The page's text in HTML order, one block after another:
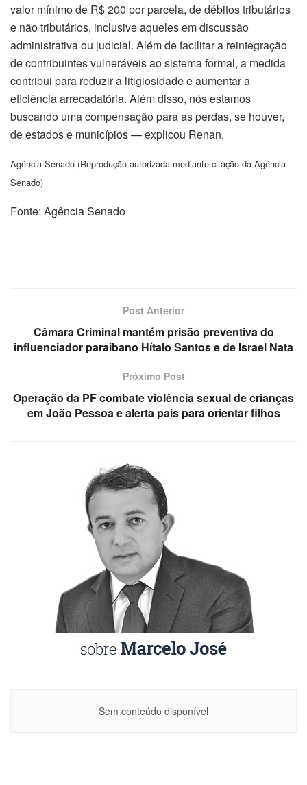
valor mínimo de R$ 200 por parcela, de débitos tributários
e não tributários, inclusive aqueles em discussão
administrativa ou judicial. Além de facilitar a reintegração
de contribuintes vulneráveis ao sistema formal, a medida
contribui para reduzir a litigiosidade e aumentar a
eficiência arrecadatória. Além disso, nós estamos
buscando uma compensação para as perdas, se houver,
de estados e municípios — explicou Renan.
Agência Senado (Reprodução autorizada mediante citação da Agência
Senado)
Fonte: Agência Senado
Post Anterior
Câmara Criminal mantém prisão preventiva do
influenciador paraibano Hítalo Santos e de Israel Nata
Próximo Post
Operação da PF combate violência sexual de crianças
em João Pessoa e alerta pais para orientar filhos
Sem conteúdo disponível